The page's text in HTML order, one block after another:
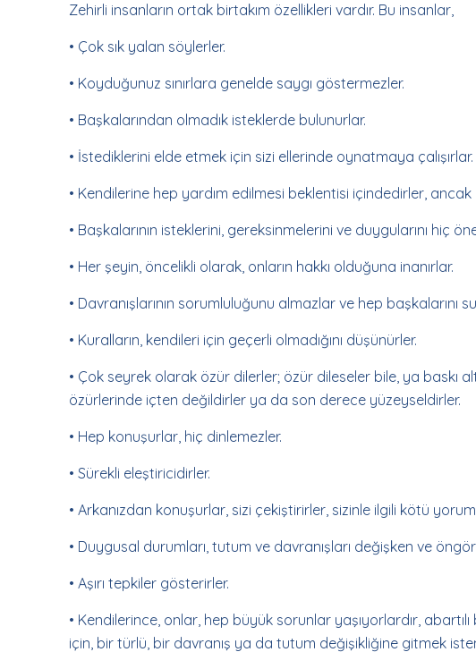
Zehirli insanların ortak birtakım özellikleri vardır. Bu insanlar,
• Çok sık yalan söylerler.
• Koyduğunuz sınırlara genelde saygı göstermezler.
• Başkalarından olmadık isteklerde bulunurlar.
• İstediklerini elde etmek için sizi ellerinde oynatmaya çalışırlar.
• Kendilerine hep yardım edilmesi beklentisi içindedirler, ancak
• Başkalarının isteklerini, gereksinmelerini ve duygularını hiç
• Her şeyin, öncelikli olarak, onların hakkı olduğuna inanırlar.
• Davranışlarının sorumluluğunu almazlar ve hep başkalarını
• Kuralların, kendileri için geçerli olmadığını düşünürler.
• Çok seyrek olarak özür dilerler; özür dileseler bile, ya baskı
özürlerinde içten değildirler ya da son derece yüzeyseldirler.
• Hep konuşurlar, hiç dinlemezler.
• Sürekli eleştiricidirler.
• Arkanızdan konuşurlar, sizi çekiştirirler, sizinle ilgili kötü
• Duygusal durumları, tutum ve davranışları değişken ve
• Aşırı tepkiler gösterirler.
• Kendilerince, onlar, hep büyük sorunlar yaşıyorlardır,
için, bir türlü, bir davranış ya da tutum değişikliğine gitmek